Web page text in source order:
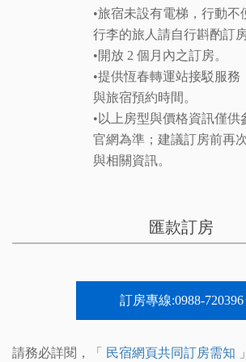
•旅宿未設有電梯，行動不
行李的旅人請自行斟酌訂房
•開放 2 個月內之訂房。
•提供恆春轉運站接駁服
與旅宿預約時間。
•以上房型與價格資訊僅供
官網為準；建議訂房前再
與相關資訊。
匯款訂房
訂房專線:0988-720396
請務必詳閱，「 民宿網頁共同訂房需知